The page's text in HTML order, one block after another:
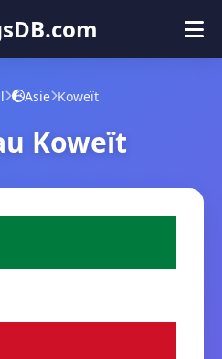
QuizAsie Koweït
Koweït